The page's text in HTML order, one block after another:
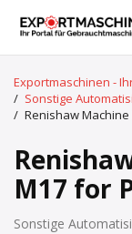
Exportmaschinen -
/ Sonstige
/ Renishaw
M17 for
Sonstige